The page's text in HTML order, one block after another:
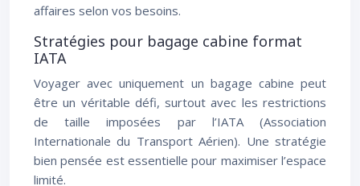
affaires selon vos besoins.
Stratégies pour bagage cabine format
IATA
Voyager avec uniquement un bagage cabine peut
être un véritable défi, surtout avec les restrictions
de taille imposées par l’IATA (Association
Internationale du Transport Aérien). Une stratégie
bien pensée est essentielle pour maximiser l’espace
limité.